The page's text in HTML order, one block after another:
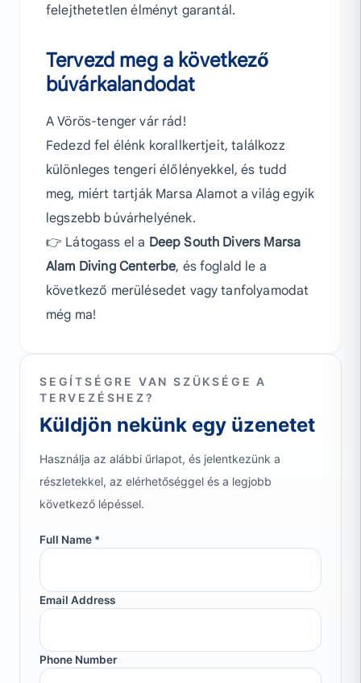
felejthetetlen élményt garantál.
Tervezd meg a következő
búvárkalandodat
A Vörös-tenger vár rád!
Fedezd fel élénk korallkertjeit, találkozz
különleges tengeri élőlényekkel, és tudd
meg, miért tartják Marsa Alamot a világ egyik
legszebb búvárhelyének.
👉 Látogass el a Deep South Divers Marsa
Alam Diving Centerbe, és foglald le a
következő merülésedet vagy tanfolyamodat
még ma!
SEGÍTSÉGRE VAN SZÜKSÉGE A
TERVEZÉSHEZ?
Küldjön nekünk egy üzenetet
Használja az alábbi űrlapot, és jelentkezünk a
részletekkel, az elérhetőséggel és a legjobb
következő lépéssel.
Full Name *
Email Address
Phone Number